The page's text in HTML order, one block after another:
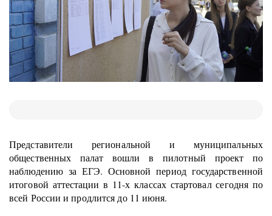
Представители региональной и муниципальных
общественных палат вошли в пилотный проект по
наблюдению за ЕГЭ. Основной период государственной
итоговой аттестации в 11-х классах стартовал сегодня по
всей России и продлится до 11 июня.